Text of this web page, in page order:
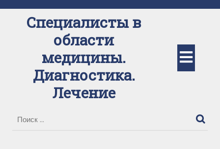
содержимомуСпециалисты в
области
медицины.
Диагностика.
Лечение